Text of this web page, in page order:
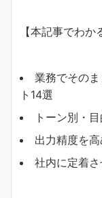
【本記事でわか
業務でその
ト14選
トーン別・
出力精度を
社内に定着